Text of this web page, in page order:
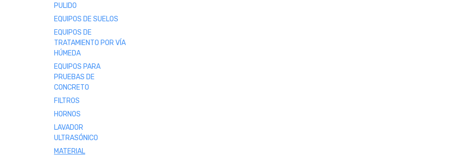
PULIDO
EQUIPOS DE SUELOS
EQUIPOS DE
TRATAMIENTO POR VÍA
HÚMEDA
EQUIPOS PARA
PRUEBAS DE
CONCRETO
FILTROS
HORNOS
LAVADOR
ULTRASÓNICO
MATERIAL